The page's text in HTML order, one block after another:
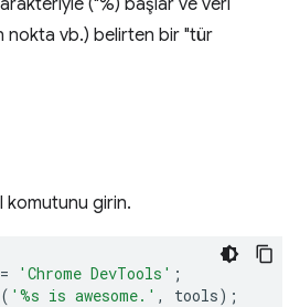
("%) başlar ve veri
nokta vb.) belirten bir "tür
komutunu girin.
= 'Chrome DevTools' ;
( '%s is awesome.' , tools);